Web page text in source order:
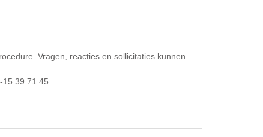
Vragen, reacties en sollicitaties kunnen
15 39 71 45